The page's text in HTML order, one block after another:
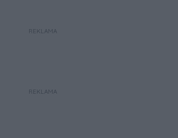
REKLAMA
REKLAMA